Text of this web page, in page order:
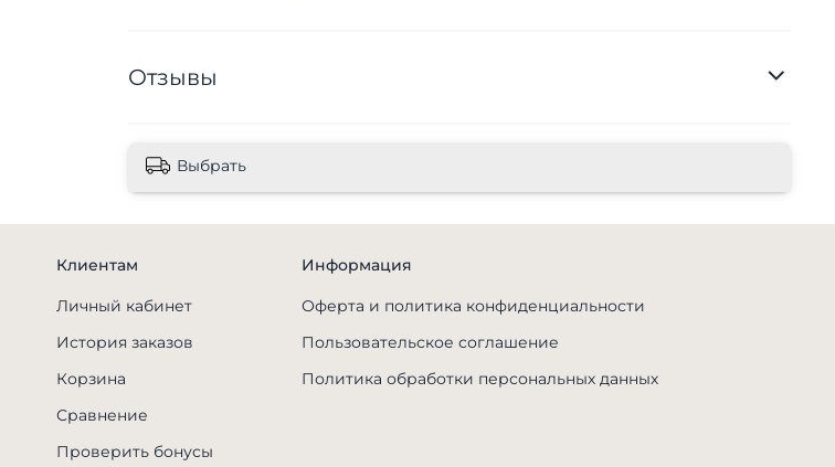
Отзывы
Выбрать
Клиентам
Личный кабинет
История заказов
Корзина
Сравнение
Проверить бонусы
Информация
Оферта и политика конфиденциальности
Пользовательское соглашение
Политика обработки персональных данных